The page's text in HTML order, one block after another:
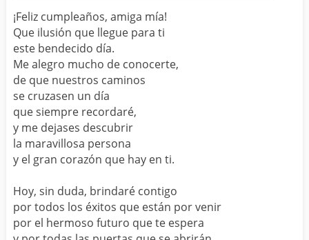
¡Feliz cumpleaños, amiga mía!
Que ilusión que llegue para ti
este bendecido día.
Me alegro mucho de conocerte,
de que nuestros caminos
se cruzasen un día
que siempre recordaré,
y me dejases descubrir
la maravillosa persona
y el gran corazón que hay en ti.
Hoy, sin duda, brindaré contigo
por todos los éxitos que están por venir
por el hermoso futuro que te espera